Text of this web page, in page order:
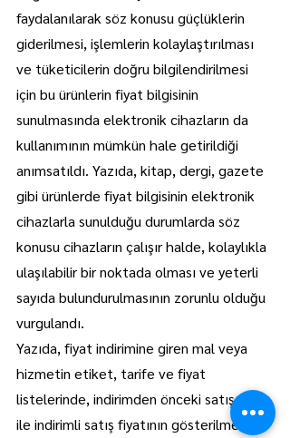
faydalanılarak söz konusu güçlüklerin
giderilmesi, işlemlerin kolaylaştırılması
ve tüketicilerin doğru bilgilendirilmesi
için bu ürünlerin fiyat bilgisinin
sunulmasında elektronik cihazların da
kullanımının mümkün hale getirildiği
anımsatıldı. Yazıda, kitap, dergi, gazete
gibi ürünlerde fiyat bilgisinin elektronik
cihazlarla sunulduğu durumlarda söz
konusu cihazların çalışır halde, kolaylıkla
ulaşılabilir bir noktada olması ve yeterli
sayıda bulundurulmasının zorunlu olduğu
vurgulandı.
Yazıda, fiyat indirimine giren mal veya
hizmetin etiket, tarife ve fiyat
listelerinde, indirimden önceki satış fiyatı
ile indirimli satış fiyatının gösterilmesi